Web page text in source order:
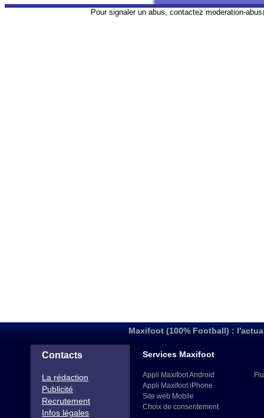
Pour signaler un abus, contactez moderation-
Maxifoot (100% Football) :
Contacts
La rédaction
Publicité
Recrutement
Infos légales
Services Maxifoot
Appli Maxifoot Android
Appli Maxifoot iPhone
Site web Mobile
Choix de consentement